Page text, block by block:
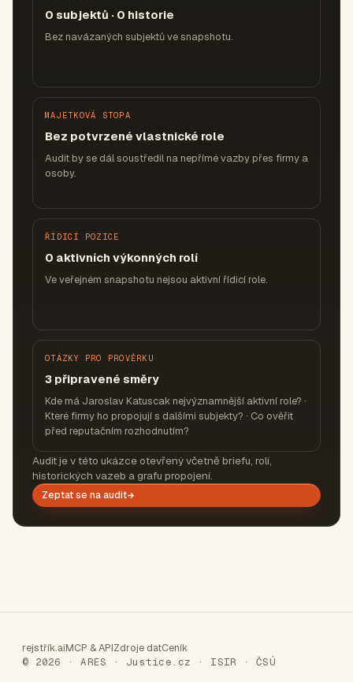
0 subjektů · 0 historie
Bez navázaných subjektů ve snapshotu.
MAJETKOVÁ STOPA
Bez potvrzené vlastnické role
Audit by se dál soustředil na nepřímé vazby přes firmy a
osoby.
ŘÍDICÍ POZICE
0 aktivních výkonných rolí
Ve veřejném snapshotu nejsou aktivní řídicí role.
OTÁZKY PRO PROVĚRKU
3 připravené směry
Kde má Jaroslav Katuscak nejvýznamnější aktivní role? ·
Které firmy ho propojují s dalšími subjekty? · Co ověřit
před reputačním rozhodnutím?
Audit je v této ukázce otevřený včetně briefu, rolí,
historických vazeb a grafu propojení.
Zeptat se na audit
rejstřík.aiMCP & APIZdroje datCeník
© 2026 · ARES · Justice.cz · ISIR · ČSÚ